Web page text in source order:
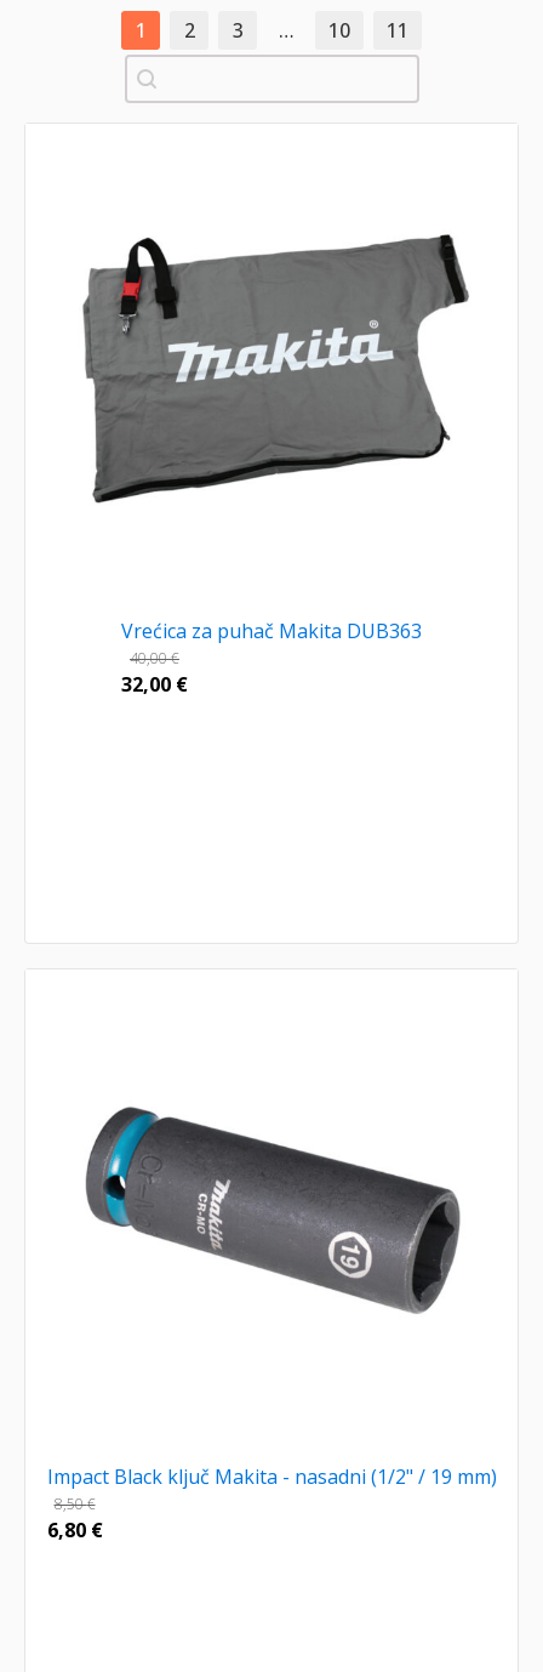
1 2 3 … 10
11
Pretraži
Vrećica za puhač Makita DUB363
40,00€
32,00 €
Impact Black ključ Makita - nasadni (1/2" / 19 mm)
8,50€
6,80 €